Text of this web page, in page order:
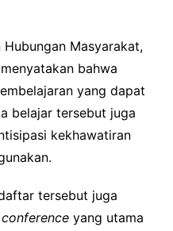
Hubungan Masyarakat,
bahwa
yang dapat
belajar tersebut juga
kekhawatiran
tersebut juga
yang utama